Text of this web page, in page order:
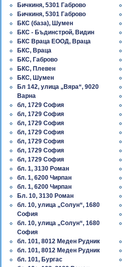
Бичкиня, 5301 Габрово
Бичкиня, 5301 Габрово
БКС (база), Шумен
БКС - Бъдинстрой, Видин
БКС Враца ЕООД, Враца
БКС, Враца
БКС, Габрово
БКС, Плевен
БКС, Шумен
Бл 142, улица „Вяра“, 9020
Варна
бл, 1729 София
бл, 1729 София
бл, 1729 София
бл, 1729 София
бл, 1729 София
бл, 1729 София
бл, 1729 София
бл. 1, 3130 Роман
бл. 1, 6200 Чирпан
бл. 1, 6200 Чирпан
Бл. 10, 3130 Роман
бл. 10, улица „Солун“, 1680
София
бл. 10, улица „Солун“, 1680
София
бл. 101, 8012 Меден Рудник
бл. 101, 8012 Меден Рудник
бл. 101, Бургас